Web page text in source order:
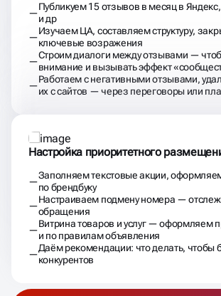
Публикуем 15 отзывов в месяц в
и др
Изучаем ЦА, составляем структуру,
ключевые возражения
Строим диалоги между отзывами —
внимание и вызывать эффект
Работаем с негативными отзывами,
их с сайтов — через переговоры или
Настройка приоритетного
Заполняем текстовые акции,
по брендбуку
Настраиваем подмену номера —
обращения
Витрина товаров и услуг — оформляем
и по правилам объявления
Даём рекомендации: что делать, чтобы
конкурентов